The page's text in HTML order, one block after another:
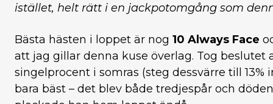
istället, helt rätt i en jackpotomgång som
Bästa hästen i loppet är nog 10 Always Face
att jag gillar denna kuse överlag. Tog
singelprocent i somras (steg dessvärre till
bara bäst – det blev både tredjespår och